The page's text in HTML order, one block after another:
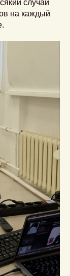
случай
на каждый